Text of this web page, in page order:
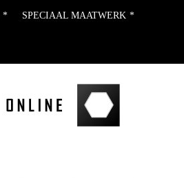
SPECIAAL MAATWERK